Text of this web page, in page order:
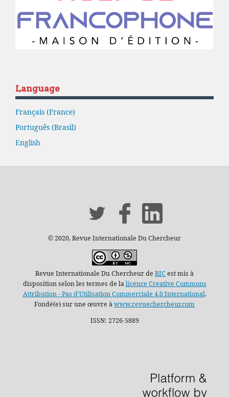
Language
Français (France)
Português (Brasil)
English
© 2020, Revue Internationale Du Chercheur
Revue Internationale Du Chercheur de RIC est mis à
disposition selon les termes de lalicence Creative Commons
Attribution - Pas d’Utilisation Commerciale 4.0 International.
Fondé(e) sur une œuvre àwww.revuechercheur.com
ISSN: 2726-5889